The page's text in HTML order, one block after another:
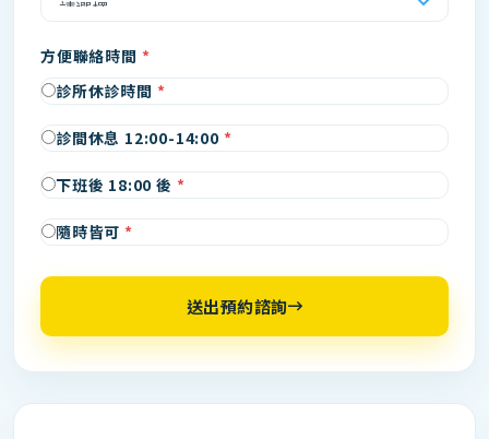
方便聯絡時間
診所休診時間
診間休息 12:00-14:00
下班後 18:00 後
隨時皆可
送出預約諮詢